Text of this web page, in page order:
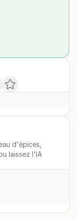
d'épices,
laissez l'IA